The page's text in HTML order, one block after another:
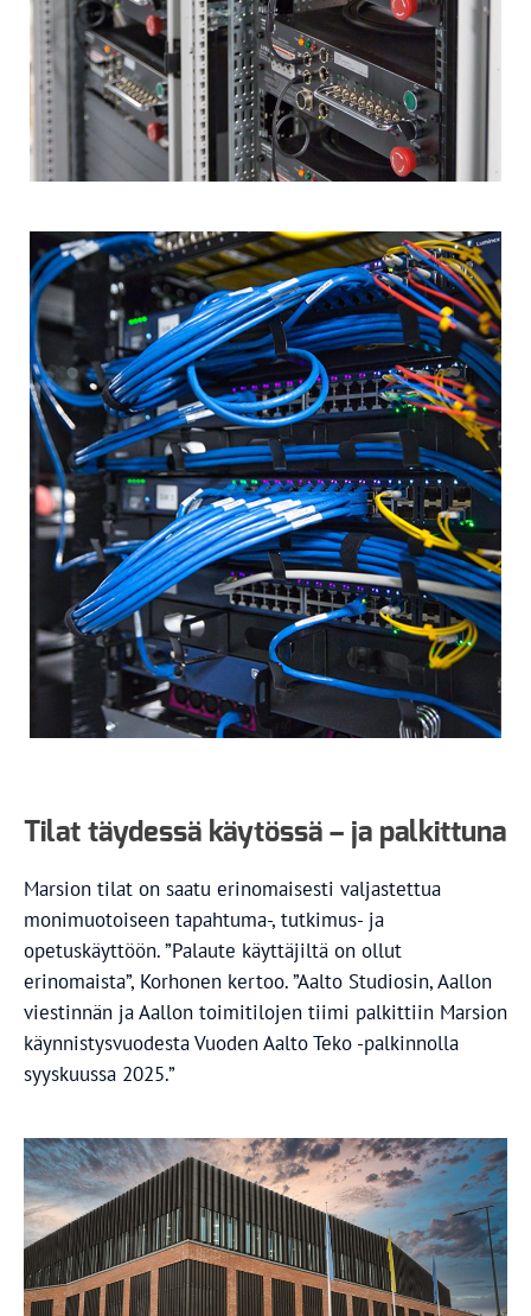
Tilat täydessä käytössä – ja palkittuna
Marsion tilat on saatu erinomaisesti valjastettua
monimuotoiseen tapahtuma-, tutkimus- ja
opetuskäyttöön. ”Palaute käyttäjiltä on ollut
erinomaista”, Korhonen kertoo. ”Aalto Studiosin, Aallon
viestinnän ja Aallon toimitilojen tiimi palkittiin Marsion
käynnistysvuodesta Vuoden Aalto Teko -palkinnolla
syyskuussa 2025.”